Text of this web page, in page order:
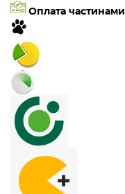
Оплата частинами